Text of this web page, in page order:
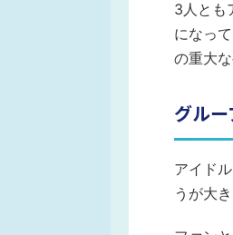
3人とも
になっ
の重大
グル
アイド
うが大